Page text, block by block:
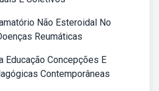
Não Esteroidal No
Reumáticas
Educação Concepções E
Contemporâneas